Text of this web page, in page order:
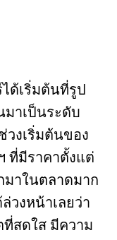
ด้เริ่มต้นที่รูป
าเป็นระดับ
วงเริ่มต้นของ
ที่มีราคาตั้งแต่
มาในตลาดมาก
วงหน้าเลยว่า
สดใส มีความ